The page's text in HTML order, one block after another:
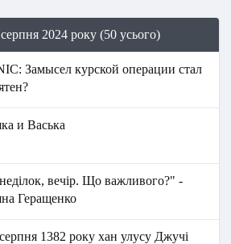
серпня 2024 року (50 усього)
Замысел курской операции стал
и Васька
вечір. Що важливого?" -
Геращенко
1382 року хан улусу Джучі